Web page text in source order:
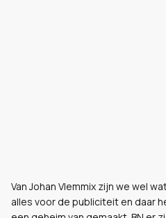
Van Johan Vlemmix zijn we wel
alles voor de publiciteit en daar